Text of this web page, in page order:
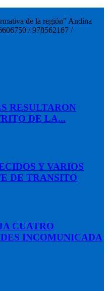
de la región" Andina
/ 978562167 /
RESULTARON
DE LA...
Y VARIOS
DE TRANSITO
CUATRO
INCOMUNICADA